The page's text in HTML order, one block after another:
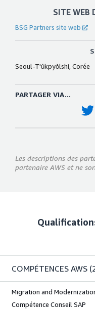
SITE WEB
BSG Partners site web
Seoul-T'ǔkpyǒlshi, Corée
PARTAGER VIA...
Les descriptions des
partenaire AWS et ne
COMPÉTENCES AWS
Migration and
Compétence Conseil SAP